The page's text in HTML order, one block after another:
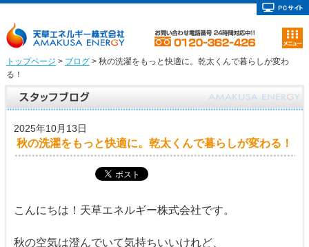
トップページ > ブログ> 秋の洗濯をもっと快適に。乾太くんで暮らしが変わ
る！
2025年10月13日
秋の洗濯をもっと快適に。乾太くんで暮らしが変わる！
こんにちは！天草エネルギー株式会社です。
秋の空気は澄んでいて気持ちいいけれど、